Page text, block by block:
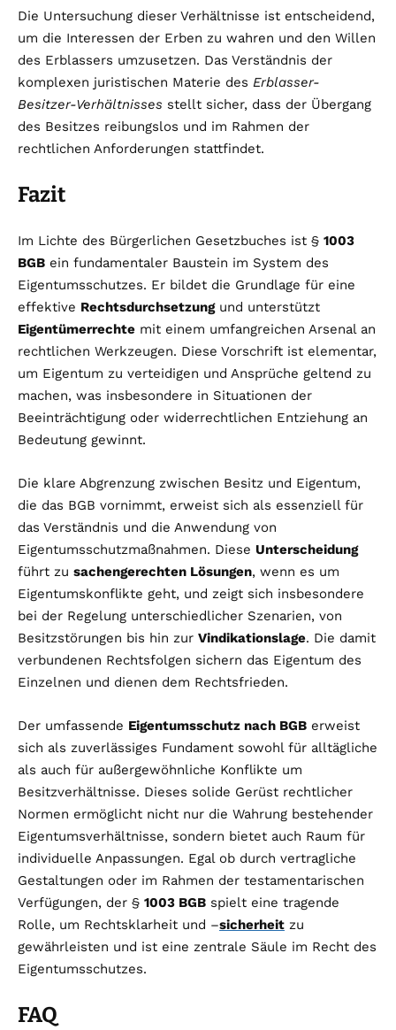
Die Untersuchung dieser Verhältnisse ist entscheidend,
um die Interessen der Erben zu wahren und den Willen
des Erblassers umzusetzen. Das Verständnis der
komplexen juristischen Materie des Erblasser-
Besitzer-Verhältnisses stellt sicher, dass der Übergang
des Besitzes reibungslos und im Rahmen der
rechtlichen Anforderungen stattfindet.
Fazit
Im Lichte des Bürgerlichen Gesetzbuches ist § 1003
BGB ein fundamentaler Baustein im System des
Eigentumsschutzes. Er bildet die Grundlage für eine
effektive Rechtsdurchsetzungund unterstützt
Eigentümerrechte mit einem umfangreichen Arsenal an
rechtlichen Werkzeugen. Diese Vorschrift ist elementar,
um Eigentum zu verteidigen und Ansprüche geltend zu
machen, was insbesondere in Situationen der
Beeinträchtigung oder widerrechtlichen Entziehung an
Bedeutung gewinnt.
Die klare Abgrenzung zwischen Besitz und Eigentum,
die das BGB vornimmt, erweist sich als essenziell für
das Verständnis und die Anwendung von
Eigentumsschutzmaßnahmen. Diese Unterscheidung
führt zu sachengerechten Lösungen, wenn es um
Eigentumskonflikte geht, und zeigt sich insbesondere
bei der Regelung unterschiedlicher Szenarien, von
Besitzstörungen bis hin zur Vindikationslage. Die damit
verbundenen Rechtsfolgen sichern das Eigentum des
Einzelnen und dienen dem Rechtsfrieden.
Der umfassende Eigentumsschutz nach BGB erweist
sich als zuverlässiges Fundament sowohl für alltägliche
als auch für außergewöhnliche Konflikte um
Besitzverhältnisse. Dieses solide Gerüst rechtlicher
Normen ermöglicht nicht nur die Wahrung bestehender
Eigentumsverhältnisse, sondern bietet auch Raum für
individuelle Anpassungen. Egal ob durch vertragliche
Gestaltungen oder im Rahmen der testamentarischen
Verfügungen, der § 1003 BGB spielt eine tragende
Rolle, um Rechtsklarheit und –sicherheit zu
gewährleisten und ist eine zentrale Säule im Recht des
Eigentumsschutzes.
FAQ